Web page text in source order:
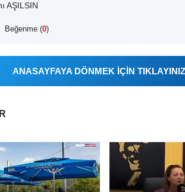
AŞILSIN
Beğenme (0)
ANASAYFAYA DÖNMEK İÇİN TIKLAYINIZ